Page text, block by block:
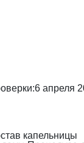
6 апреля
капельницы